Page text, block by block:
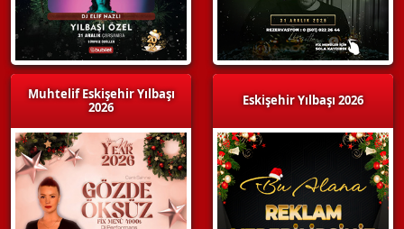
Muhtelif Eskişehir Yılbaşı
2026
Eskişehir Yılbaşı 2026